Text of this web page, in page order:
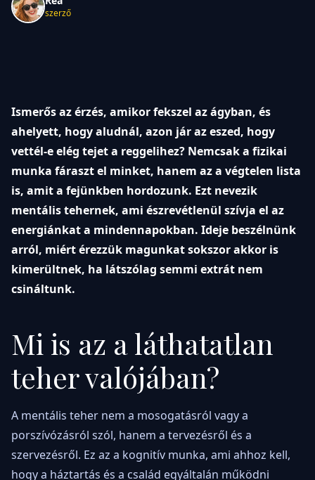
szerző
Ismerős az érzés, amikor fekszel az ágyban, és
ahelyett, hogy aludnál, azon jár az eszed, hogy
vettél-e elég tejet a reggelihez? Nemcsak a fizikai
munka fáraszt el minket, hanem az a végtelen lista
is, amit a fejünkben hordozunk. Ezt nevezik
mentális tehernek, ami észrevétlenül szívja el az
energiánkat a mindennapokban. Ideje beszélnünk
arról, miért érezzük magunkat sokszor akkor is
kimerültnek, ha látszólag semmi extrát nem
csináltunk.
Mi is az a láthatatlan
teher valójában?
A mentális teher nem a mosogatásról vagy a
porszívózásról szól, hanem a tervezésről és a
szervezésről. Ez az a kognitív munka, ami ahhoz kell,
hogy a háztartás és a család egyáltalán működni